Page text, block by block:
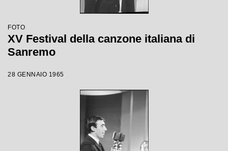
FOTO
XV Festival della canzone italiana di
Sanremo
28 GENNAIO 1965